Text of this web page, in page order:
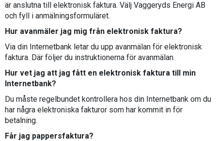
är anslutna till elektronisk faktura. Välj Vaggeryds Energi AB
och fyll i anmälningsformuläret.
Hur avanmäler jag mig från elektronisk faktura?
Via din Internetbank letar du upp avanmälan för elektronisk
faktura. Där följer du instruktionerna för avanmälan.
Hur vet jag att jag fått en elektronisk faktura till min
Internetbank?
Du måste regelbundet kontrollera hos din Internetbank om du
har några elektroniska fakturor som har kommit in för
betalning.
Får jag pappersfaktura?